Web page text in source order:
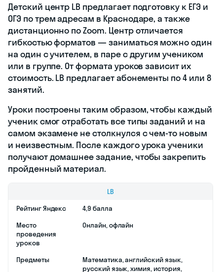
Детский центр LB предлагает подготовку к ЕГЭ и
ОГЭ по трем адресам в Краснодаре, а также
дистанционно по Zoom. Центр отличается
гибкостью форматов — заниматься можно один
на один с учителем, в паре с другим учеником
или в группе. От формата уроков зависит их
стоимость. LB предлагает абонементы по 4 или 8
занятий.
Уроки построены таким образом, чтобы каждый
ученик смог отработать все типы заданий и на
самом экзамене не столкнулся с чем-то новым
и неизвестным. После каждого урока ученики
получают домашнее задание, чтобы закрепить
пройденный материал.
LB
Рейтинг Яндекс
4,9 балла
Место
проведения
уроков
Онлайн, офлайн
Предметы
Математика, английский язык,
русский язык, химия, история,